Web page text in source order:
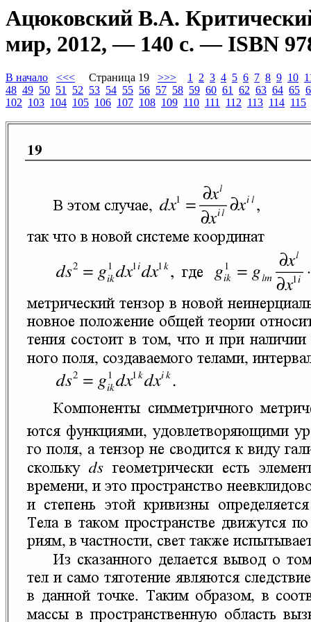
Ацюковский В.А.
мир, 2012, — 140 с. — ISBN
В начало <<< Страница 19 >>> 1 2 3 4 5 6 7 8 9 10
48 49 50 51 52 53 54 55 56 57 58 59 60 61 62 63 64 65
102 103 104 105 106 107 108 109 110 111 112 113 114 115